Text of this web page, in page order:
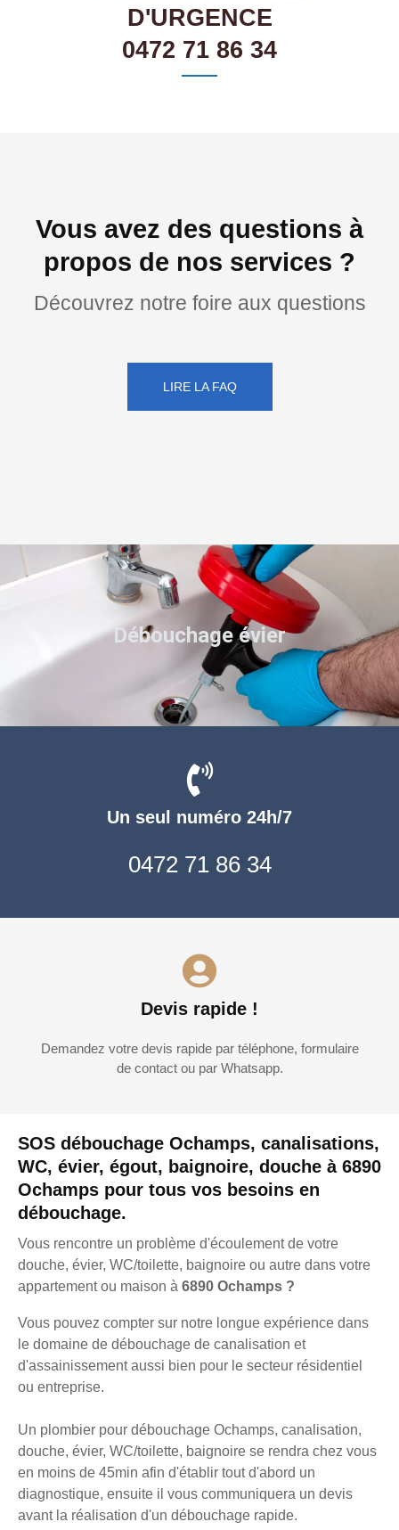
D'URGENCE
0472 71 86 34
Vous avez des questions à
propos de nos services ?
Découvrez notre foire aux questions
LIRE LA FAQ
SOS débouchage Ochamps, canalisations,
WC, évier, égout, baignoire, douche à 6890
Ochamps pour tous vos besoins en
débouchage.
Vous rencontre un problème d'écoulement de votre
douche, évier, WC/toilette, baignoire ou autre dans votre
appartement ou maison à 6890 Ochamps ?
Vous pouvez compter sur notre longue expérience dans
le domaine de débouchage de canalisation et
d'assainissement aussi bien pour le secteur résidentiel
ou entreprise.
Un plombier pour débouchage Ochamps, canalisation,
douche, évier, WC/toilette, baignoire se rendra chez vous
en moins de 45min afin d'établir tout d'abord un
diagnostique, ensuite il vous communiquera un devis
avant la réalisation d'un débouchage rapide.
Un seul numéro 24h/7
0472 71 86 34
Devis rapide !
Demandez votre devis rapide par téléphone, formulaire
de contact ou par Whatsapp.
Débouchage évier